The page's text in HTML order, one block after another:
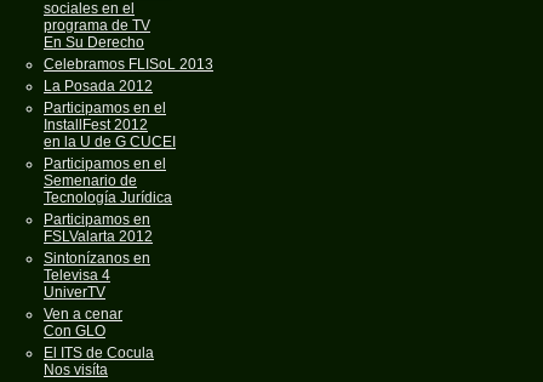
sociales en el
programa de TV
En Su Derecho
Celebramos FLISoL 2013
La Posada 2012
Participamos en el
InstallFest 2012
en la U de G CUCEI
Participamos en el
Semenario de
Tecnología Jurídica
Participamos en
FSLValarta 2012
Sintonízanos en
Televisa 4
UniverTV
Ven a cenar
Con GLO
El ITS de Cocula
Nos visíta